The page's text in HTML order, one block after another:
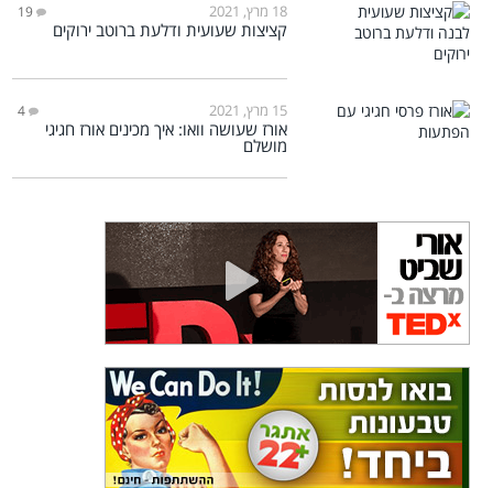
18 מרץ, 2021 19
קציצות שעועית ודלעת ברוטב ירוקים
15 מרץ, 2021 4
אורז שעושה וואו: איך מכינים אורז חגיגי
מושלם